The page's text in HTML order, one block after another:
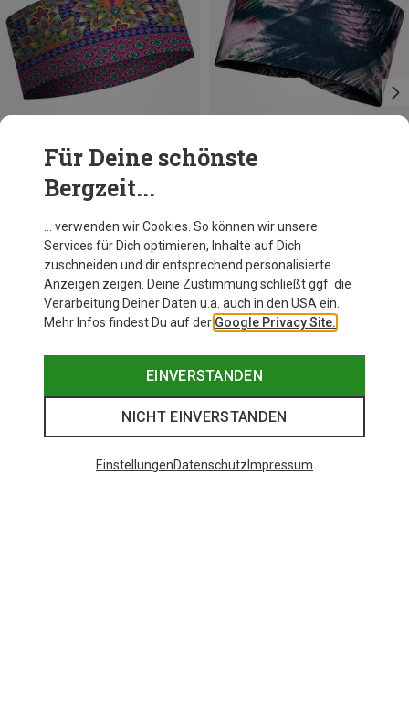
+10
Catalina Estrada Coolmax Eco Stirnband
ONE SIZE
Buff
Coolnet UV Ellipse Stirnband
19,95 €
Für Deine schönste
Bergzeit...
… verwenden wir Cookies. So können wir unsere
Services für Dich optimieren, Inhalte auf Dich
zuschneiden und dir entsprechend personalisierte
Anzeigen zeigen. Deine Zustimmung schließt ggf. die
Verarbeitung Deiner Daten u.a. auch in den USA ein.
Mehr Infos findest Du auf der Google Privacy Site.
EINVERSTANDEN
NICHT EINVERSTANDEN
EinstellungenDatenschutz Impressum